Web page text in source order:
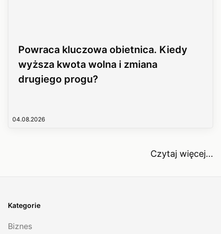
Powraca kluczowa obietnica. Kiedy
wyższa kwota wolna i zmiana
drugiego progu?
04.08.2026
Czytaj więcej...
Kategorie
Biznes